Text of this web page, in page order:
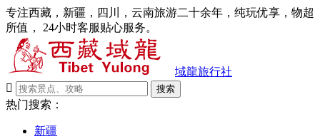
专注西藏，新疆，四川，云南旅游二十余年，纯玩优享，物超
所值， 24小时客服贴心服务。
域龍旅行社

搜索
热门搜索：
新疆